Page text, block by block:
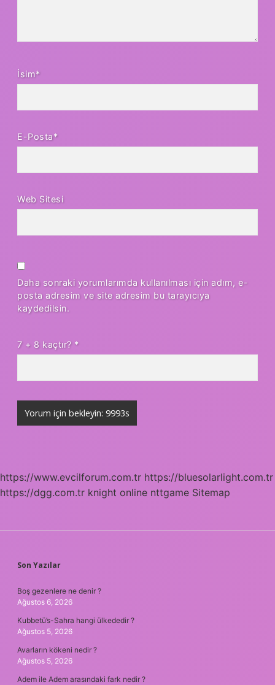
İsim*
E-Posta*
Web Sitesi
Daha sonraki yorumlarımda kullanılması için adım, e-
posta adresim ve site adresim bu tarayıcıya
kaydedilsin.
7 + 8 kaçtır? *
https://www.evcilforum.com.tr https://bluesolarlight.com.tr
https://dgg.com.tr knight online nttgame Sitemap
SIDEBAR
Son Yazılar
Boş gezenlere ne denir ?
Ağustos 6, 2026
Kubbetü’s-Sahra hangi ülkededir ?
Ağustos 5, 2026
Avarların kökeni nedir ?
Ağustos 5, 2026
Adem ile Adem arasındaki fark nedir ?